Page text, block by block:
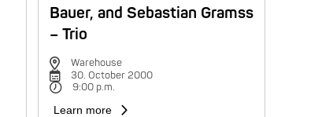
Bauer, and Sebastian Gramss
– Trio
Warehouse
30. October 2000
9:00 p.m.
Learn more